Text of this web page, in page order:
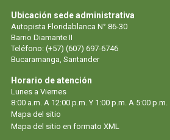
Ubicación sede administrativa
Autopista Floridablanca N° 86-30
Barrio Diamante II
Teléfono: (+57) (607) 697-6746
Bucaramanga, Santander
Horario de atención
Lunes a Viernes
8:00 a.m. A 12:00 p.m. Y 1:00 p.m. A 5:00 p.m.
Mapa del sitio
Mapa del sitio en formato XML